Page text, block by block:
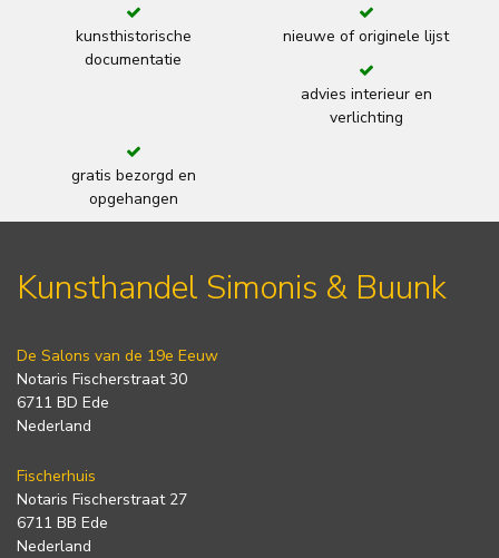
kunsthistorische
documentatie
nieuwe of originele lijst
advies interieur en
verlichting
gratis bezorgd en
opgehangen
Kunsthandel Simonis & Buunk
De Salons van de 19e Eeuw
Notaris Fischerstraat 30
6711 BD Ede
Nederland
Fischerhuis
Notaris Fischerstraat 27
6711 BB Ede
Nederland